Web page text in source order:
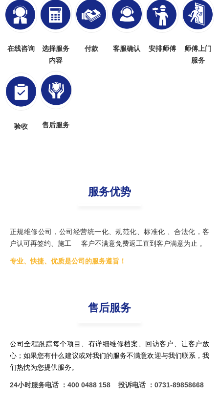
在线咨询
选择服务
内容
客服确认 安排师傅
付款
师傅上门
服务
验收 售后服务
正规维修公司，公司经营统一化、规范化、标准化 、合法化，客
户认可再签约、施工 客户不满意免费返工直到客户满意为止 。
专业、快捷、优质是公司的服务遵旨！
服务优势
公司全程跟踪每个项目、有详细维修档案、回访客户、让客户放
心；如果您有什么建议或对我们的服务不满意欢迎与我们联系，我
们热忱为您提供服务。
24小时服务电话 ：400 0488 158 投诉电话 ：0731-89858668
售后服务